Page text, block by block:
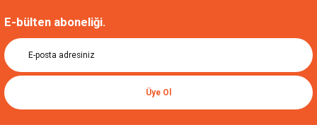
E-bülten aboneliği.
Üye Ol